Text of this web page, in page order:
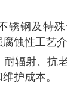
锈钢及特
蚀性工艺介
耐辐射、抗
护成本。